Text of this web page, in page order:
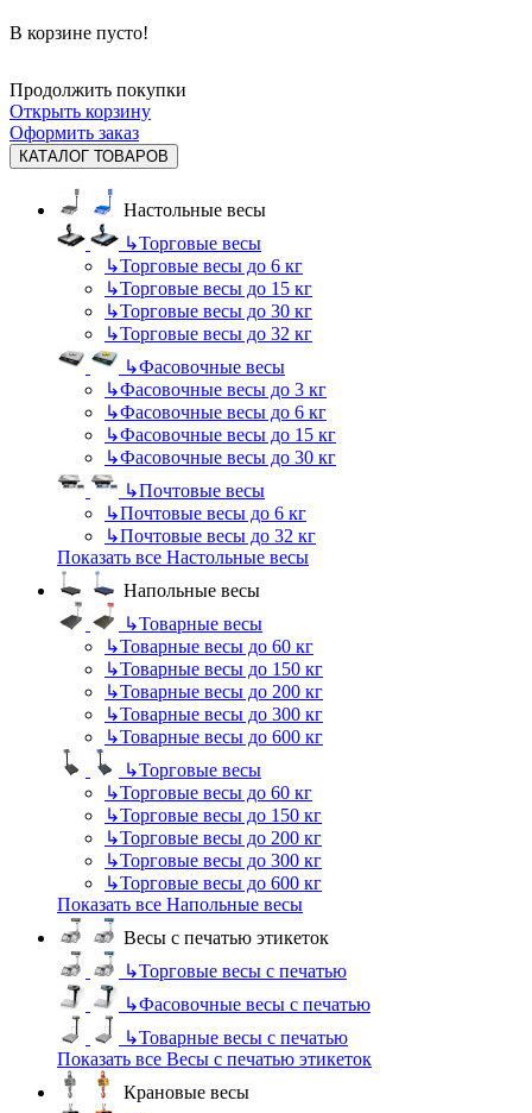
В корзине пусто!
Продолжить покупки
Открыть корзину
Оформить заказ
КАТАЛОГ ТОВАРОВ
Настольные весы
↳Торговые весы
↳Торговые весы до 6 кг
↳Торговые весы до 15 кг
↳Торговые весы до 30 кг
↳Торговые весы до 32 кг
↳Фасовочные весы
↳Фасовочные весы до 3 кг
↳Фасовочные весы до 6 кг
↳Фасовочные весы до 15 кг
↳Фасовочные весы до 30 кг
↳Почтовые весы
↳Почтовые весы до 6 кг
↳Почтовые весы до 32 кг
Показать все Настольные весы
Напольные весы
↳Товарные весы
↳Товарные весы до 60 кг
↳Товарные весы до 150 кг
↳Товарные весы до 200 кг
↳Товарные весы до 300 кг
↳Товарные весы до 600 кг
↳Торговые весы
↳Торговые весы до 60 кг
↳Торговые весы до 150 кг
↳Торговые весы до 200 кг
↳Торговые весы до 300 кг
↳Торговые весы до 600 кг
Показать все Напольные весы
Весы с печатью этикеток
↳Торговые весы с печатью
↳Фасовочные весы с печатью
↳Товарные весы с печатью
Показать все Весы с печатью этикеток
Крановые весы